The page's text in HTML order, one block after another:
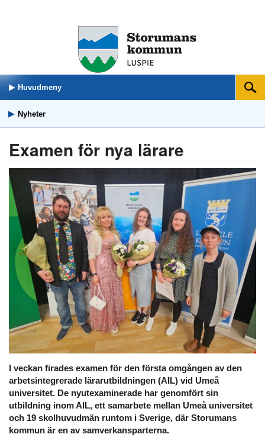
Huvudmeny Sök
Nyheter
Examen för nya lärare
I veckan firades examen för den första omgången av den
arbetsintegrerade lärarutbildningen (AIL) vid Umeå
universitet. De nyutexaminerade har genomfört sin
utbildning inom AIL, ett samarbete mellan Umeå universitet
och 19 skolhuvudmän runtom i Sverige, där Storumans
kommun är en av samverkansparterna.